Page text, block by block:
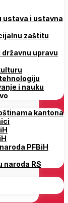
ustava i ustavna
zaštitu
državnu upravu
i nauku
kantona
PFBiH
naroda RS